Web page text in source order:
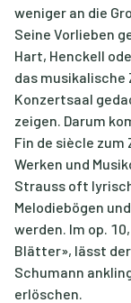
weniger an die
Seine Vorlieben
Hart, Henckell
das musikalische
Konzertsaal
zeigen. Darum
Fin de siècle zum
Werken und
Strauss oft
Melodiebögen
werden. Im op.
Blätter», lässt
Schumann
erlöschen.